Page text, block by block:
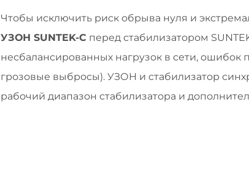
Чтобы исключить риск обрыва нуля и
УЗОН SUNTEK-C перед стабилизатором
несбалансированных нагрузок в сети,
грозовые выбросы). УЗОН и стабилизатор
рабочий диапазон стабилизатора и